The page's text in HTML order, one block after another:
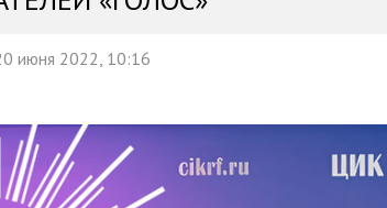
июня 2022, 10:16